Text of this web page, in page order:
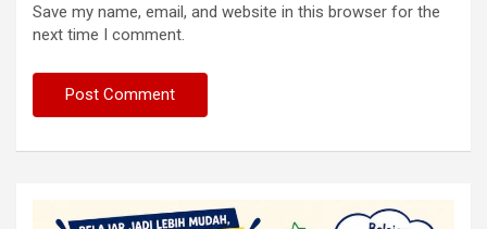
Save my name, email, and website in this browser for the
next time I comment.